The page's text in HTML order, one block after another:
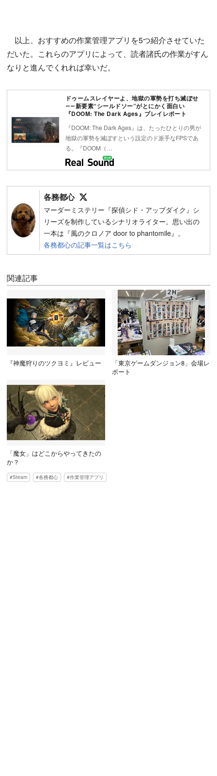
以上、おすすめの作業管理アプリを5つ紹介させていた
だいた。これらのアプリによって、読者諸氏の作業がすん
なりと進んでくれれば幸いだ。
ドゥームスレイヤーよ、地獄の軍勢を打ち滅ぼせ
――新要素“シールドソー”がとにかく面白い
『DOOM: The Dark Ages』プレイレポート
『DOOM: The Dark Ages』は、たったひとりの男が
地獄の軍勢を滅ぼすという設定のド派手なFPSであ
る。『DOOM（…
各務都心
マーダーミステリー『探偵シド・アップダイク』シ
リーズを制作しているシナリオライター。思い出の
一本は『風のクロノア door to phantomile』。
各務都心の記事一覧はこちら
関連記事
『神魔狩りのツクヨミ』レビュー
「東京ゲームダンジョン8」会場レ
ポート
「魔女」はどこからやってきたの
か？
Steam 各務都心 作業管理アプリ